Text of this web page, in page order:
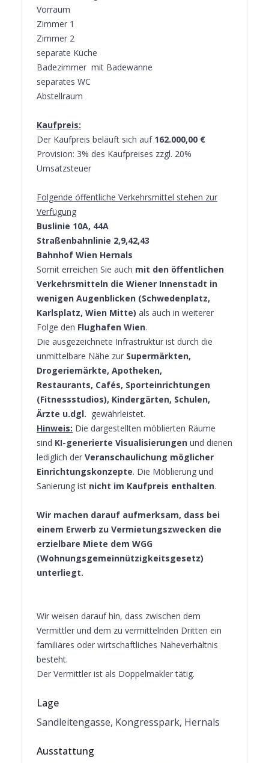
Vorraum
Zimmer 1
Zimmer 2
separate Küche
Badezimmer mit Badewanne
separates WC
Abstellraum
Kaufpreis:
Der Kaufpreis beläuft sich auf 162.000,00 €
Provision: 3% des Kaufpreises zzgl. 20%
Umsatzsteuer
Folgende öffentliche Verkehrsmittel stehen zur
Verfügung
Buslinie 10A, 44A
Straßenbahnlinie 2,9,42,43
Bahnhof Wien Hernals
Somit erreichen Sie auch mit den öffentlichen
Verkehrsmitteln die Wiener Innenstadt in
wenigen Augenblicken (Schwedenplatz,
Karlsplatz, Wien Mitte) als auch in weiterer
Folge den Flughafen Wien.
Die ausgezeichnete Infrastruktur ist durch die
unmittelbare Nähe zur Supermärkten,
Drogeriemärkte, Apotheken,
Restaurants, Cafés, Sporteinrichtungen
(Fitnessstudios), Kindergärten, Schulen,
Ärzte u.dgl. gewährleistet.
Hinweis: Die dargestellten möblierten Räume
sind KI-generierte Visualisierungen und dienen
lediglich der Veranschaulichung möglicher
Einrichtungskonzepte. Die Möblierung und
Sanierung ist nicht im Kaufpreis enthalten.
Wir machen darauf aufmerksam, dass bei
einem Erwerb zu Vermietungszwecken die
erzielbare Miete dem WGG
(Wohnungsgemeinnützigkeitsgesetz)
unterliegt.
Wir weisen darauf hin, dass zwischen dem
Vermittler und dem zu vermittelnden Dritten ein
familiäres oder wirtschaftliches Naheverhältnis
besteht.
Der Vermittler ist als Doppelmakler tätig.
Lage
Sandleitengasse, Kongresspark, Hernals
Ausstattung